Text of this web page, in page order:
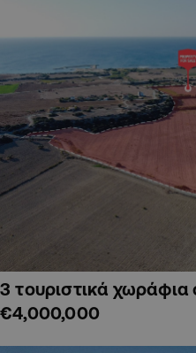
3 τουριστικά χωράφια
€4,000,000